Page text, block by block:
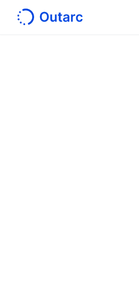
ホーム/サービス/ 図面解析AI